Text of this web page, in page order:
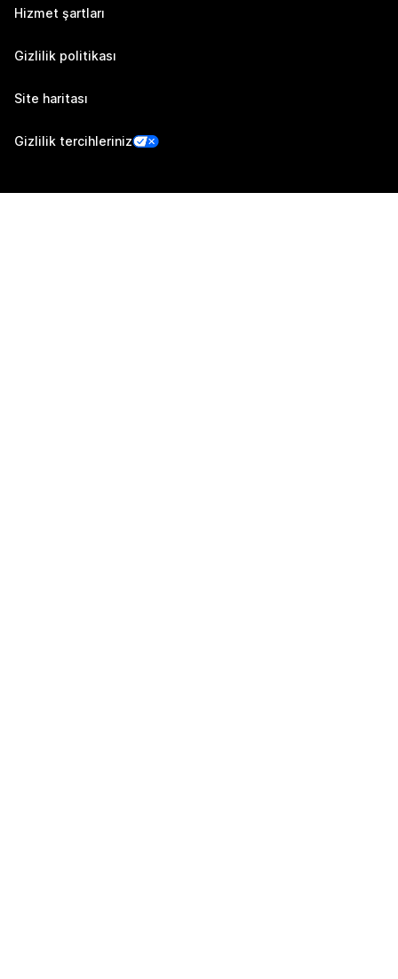
Hizmet şartları
Gizlilik politikası
Site haritası
Gizlilik tercihleriniz